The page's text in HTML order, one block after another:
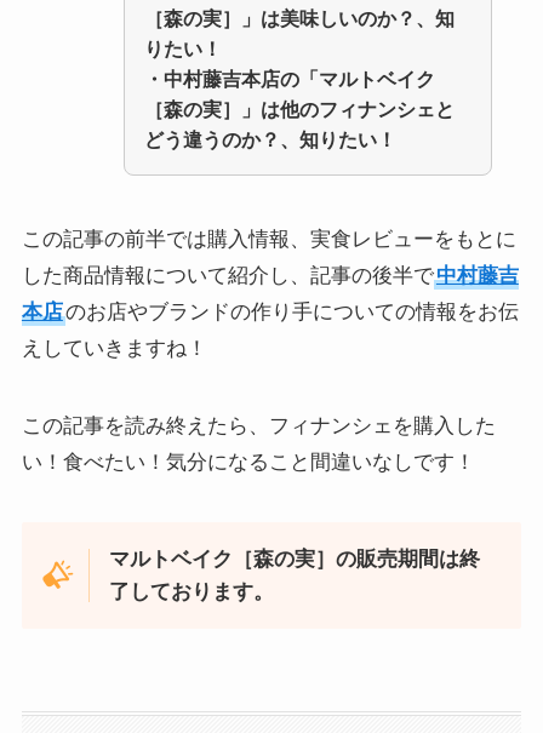
［森の実］」 は美味しいのか？、知
りたい！
・ 中村藤吉本店の「マルトベイク
［森の実］」 は他のフィナンシェと
どう違うのか？、知りたい！
この記事の前半では購入情報、実食レビューをもとに
した商品情報について紹介し、記事の後半で中村藤吉
本店のお店やブランドの作り手についての情報をお伝
えしていきますね！
この記事を読み終えたら、フィナンシェを購入した
い！食べたい！気分になること間違いなしです！
マルトベイク［森の実］の販売期間は終
了しております。